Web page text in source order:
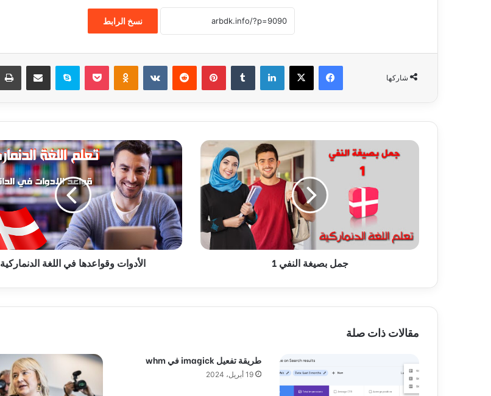
نسخ الرابط
شاركها
فيسبوك ‫X لينكدإن بينتيريست ‏VKontakte سكايب
ج
ا
ف
جمل بصيغة النفي 1
ا
ل
د
و
ا
ت
و
ق
ع
ا
الأدوات وقواعدها في اللغة الدنماركية
مقالات ذات صلة
طريقة تفعيل imagick في whm
19 أبريل، 2024